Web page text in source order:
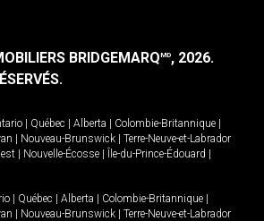
BRIDGEMARQMD, 2026.
Québec Alberta Colombie-Britannique
Nouveau-Brunswick
Terre-Neuve-et-Labrador
Nouvelle-Écosse Île-du-Prince-Édouard
Québec Alberta Colombie-Britannique
Nouveau-Brunswick
Terre-Neuve-et-Labrador